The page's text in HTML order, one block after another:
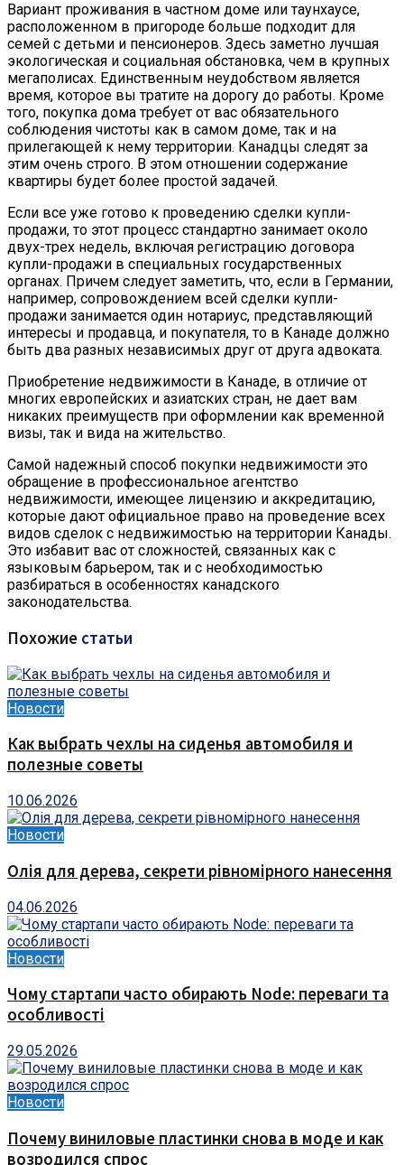
Вариант проживания в частном доме или таунхаусе,
расположенном в пригороде больше подходит для
семей с детьми и пенсионеров. Здесь заметно лучшая
экологическая и социальная обстановка, чем в крупных
мегаполисах. Единственным неудобством является
время, которое вы тратите на дорогу до работы. Кроме
того, покупка дома требует от вас обязательного
соблюдения чистоты как в самом доме, так и на
прилегающей к нему территории. Канадцы следят за
этим очень строго. В этом отношении содержание
квартиры будет более простой задачей.
Если все уже готово к проведению сделки купли-
продажи, то этот процесс стандартно занимает около
двух-трех недель, включая регистрацию договора
купли-продажи в специальных государственных
органах. Причем следует заметить, что, если в Германии,
например, сопровождением всей сделки купли-
продажи занимается один нотариус, представляющий
интересы и продавца, и покупателя, то в Канаде должно
быть два разных независимых друг от друга адвоката.
Приобретение недвижимости в Канаде, в отличие от
многих европейских и азиатских стран, не дает вам
никаких преимуществ при оформлении как временной
визы, так и вида на жительство.
Самой надежный способ покупки недвижимости это
обращение в профессиональное агентство
недвижимости, имеющее лицензию и аккредитацию,
которые дают официальное право на проведение всех
видов сделок с недвижимостью на территории Канады.
Это избавит вас от сложностей, связанных как с
языковым барьером, так и с необходимостью
разбираться в особенностях канадского
законодательства.
Похожие статьи
Новости
Как выбрать чехлы на сиденья автомобиля и
полезные советы
10.06.2026
Новости
Олія для дерева, секрети рівномірного нанесення
04.06.2026
Новости
Чому стартапи часто обирають Node: переваги та
особливості
29.05.2026
Новости
Почему виниловые пластинки снова в моде и как
возродился спрос